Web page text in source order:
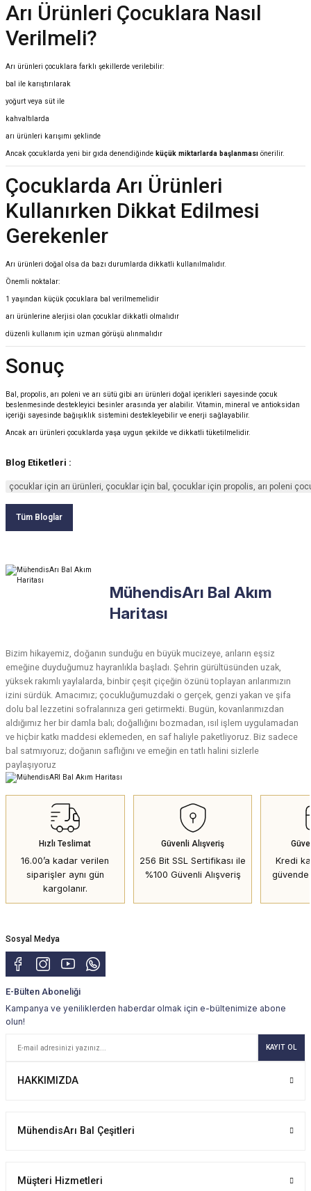
Arı Ürünleri Çocuklara Nasıl
Verilmeli?
Arı ürünleri çocuklara farklı şekillerde verilebilir:
bal ile karıştırılarak
yoğurt veya süt ile
kahvaltılarda
arı ürünleri karışımı şeklinde
Ancak çocuklarda yeni bir gıda denendiğinde küçük miktarlarda başlanması önerilir.
Çocuklarda Arı Ürünleri
Kullanırken Dikkat Edilmesi
Gerekenler
Arı ürünleri doğal olsa da bazı durumlarda dikkatli kullanılmalıdır.
Önemli noktalar:
1 yaşından küçük çocuklara bal verilmemelidir
arı ürünlerine alerjisi olan çocuklar dikkatli olmalıdır
düzenli kullanım için uzman görüşü alınmalıdır
Sonuç
Bal, propolis, arı poleni ve arı sütü gibi arı ürünleri doğal içerikleri sayesinde çocuk
beslenmesinde destekleyici besinler arasında yer alabilir. Vitamin, mineral ve antioksidan
içeriği sayesinde bağışıklık sistemini destekleyebilir ve enerji sağlayabilir.
Ancak arı ürünleri çocuklarda yaşa uygun şekilde ve dikkatli tüketilmelidir.
Blog Etiketleri :
çocuklar için arı ürünleri, çocuklar için bal, çocuklar için propolis, arı poleni
Tüm Bloglar
MühendisArı Bal Akım
Haritası
Bizim hikayemiz, doğanın sunduğu en büyük mucizeye, arıların eşsiz
emeğine duyduğumuz hayranlıkla başladı. Şehrin gürültüsünden uzak,
yüksek rakımlı yaylalarda, binbir çeşit çiçeğin özünü toplayan arılarımızın
izini sürdük. Amacımız; çocukluğumuzdaki o gerçek, genzi yakan ve şifa
dolu bal lezzetini sofralarınıza geri getirmekti. Bugün, kovanlarımızdan
aldığımız her bir damla balı; doğallığını bozmadan, ısıl işlem uygulamadan
ve hiçbir katkı maddesi eklemeden, en saf haliyle paketliyoruz. Biz sadece
bal satmıyoruz; doğanın saflığını ve emeğin en tatlı halini sizlerle
paylaşıyoruz
Hızlı Teslimat
16.00’a kadar verilen
siparişler aynı gün
kargolanır.
Güvenli Alışveriş
256 Bit SSL Sertifikası ile
%100 Güvenli Alışveriş
Kredi
güvende
Sosyal Medya
E-Bülten Aboneliği
Kampanya ve yeniliklerden haberdar olmak için e-bültenimize abone
olun!
KAYIT OL
HAKKIMIZDA
MühendisArı Bal Çeşitleri
Müşteri Hizmetleri